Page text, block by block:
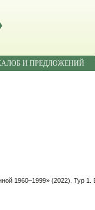
И ПРЕДЛОЖЕНИЙ
1960–1999» (2022). Тур 1.